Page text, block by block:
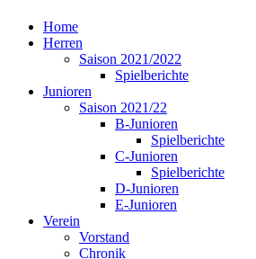
Home
Herren
Saison 2021/2022
Spielberichte
Junioren
Saison 2021/22
B-Junioren
Spielberichte
C-Junioren
Spielberichte
D-Junioren
E-Junioren
Verein
Vorstand
Chronik